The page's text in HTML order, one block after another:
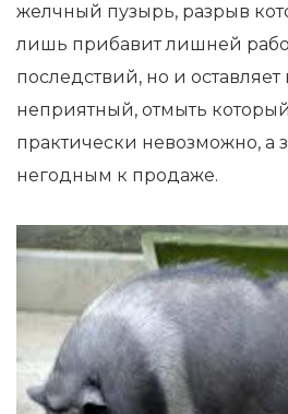
желчный пузырь, разрыв
лишь прибавит лишней
последствий, но и
неприятный, отмыть
практически невозможно, а
негодным к продаже.